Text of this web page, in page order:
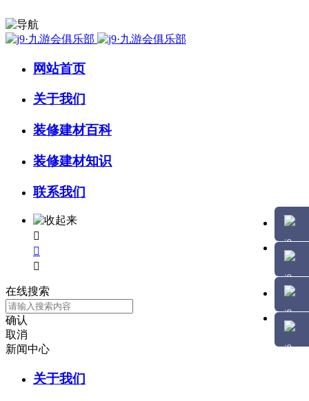
网站首页
关于我们
装修建材百科
装修建材知识
联系我们



在线搜索
确认
取消
新闻中心
关于我们